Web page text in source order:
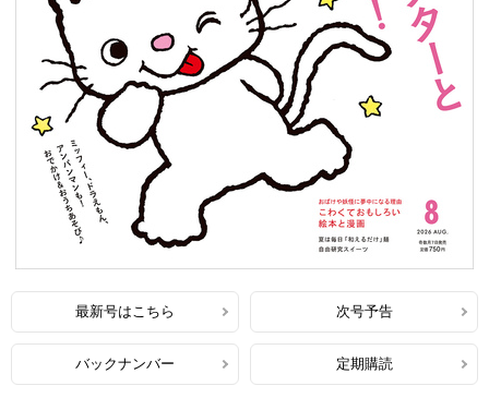
最新号はこちら 次号予告
バックナンバー 定期購読